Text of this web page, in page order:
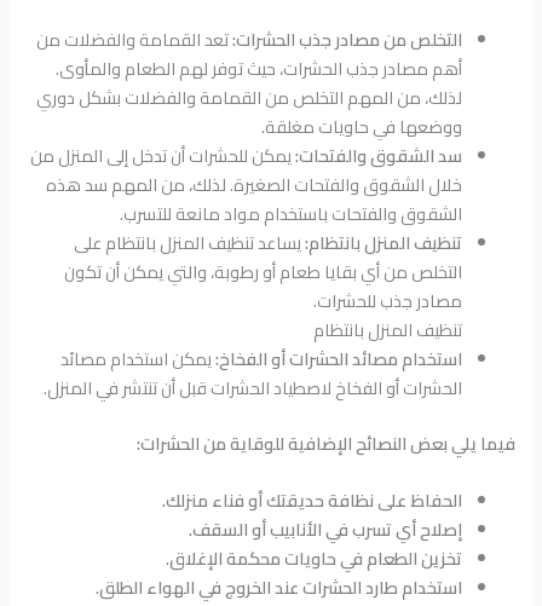
التخلص من مصادر جذب الحشرات:تعد القمامة والفضلات من
أهم مصادر جذب الحشرات، حيث توفر لهم الطعام والمأوى.
لذلك، من المهم التخلص من القمامة والفضلات بشكل دوري
ووضعها في حاويات مغلقة.
سد الشقوق والفتحات:يمكن للحشرات أن تدخل إلى المنزل من
خلال الشقوق والفتحات الصغيرة. لذلك، من المهم سد هذه
الشقوق والفتحات باستخدام مواد مانعة للتسرب.
تنظيف المنزل بانتظام:يساعد تنظيف المنزل بانتظام على
التخلص من أي بقايا طعام أو رطوبة، والتي يمكن أن تكون
مصادر جذب للحشرات.
تنظيف المنزل بانتظام
استخدام مصائد الحشرات أو الفخاخ:يمكن استخدام مصائد
الحشرات أو الفخاخ لاصطياد الحشرات قبل أن تنتشر في المنزل.
فيما يلي بعض النصائح الإضافية للوقاية من الحشرات:
الحفاظ على نظافة حديقتك أو فناء منزلك.
إصلاح أي تسرب في الأنابيب أو السقف.
تخزين الطعام في حاويات محكمة الإغلاق.
استخدام طارد الحشرات عند الخروج في الهواء الطلق.